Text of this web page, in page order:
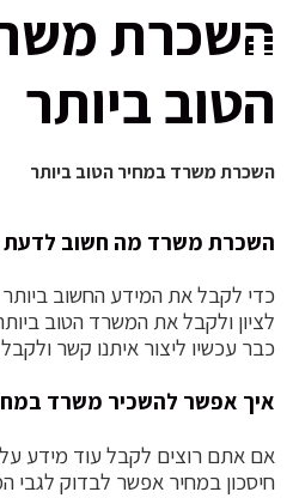
השכרת
הטוב ביותר
השכרת משרד במחיר הטוב ביותר
השכרת משרד מה חשוב לדעת
כדי לקבל את המידע החשוב
לציון ולקבל את המשרד הטוב
כבר עכשיו ליצור איתנו קשר
איך אפשר להשכיר משרד
אם אתם רוצים לקבל עוד מידע
חיסכון במחיר אפשר לבדוק לגבי